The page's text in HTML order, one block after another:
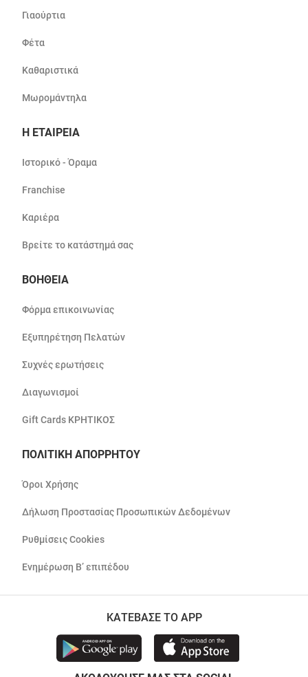
Γιαούρτια
Φέτα
Καθαριστικά
Μωρομάντηλα
Η ΕΤΑΙΡΕΙΑ
Ιστορικό - Όραμα
Franchise
Καριέρα
Βρείτε το κατάστημά σας
ΒΟΗΘΕΙΑ
Φόρμα επικοινωνίας
Εξυπηρέτηση Πελατών
Συχνές ερωτήσεις
Διαγωνισμοί
Gift Cards ΚΡΗΤΙΚΟΣ
ΠΟΛΙΤΙΚΗ ΑΠΟΡΡΗΤΟΥ
Όροι Χρήσης
Δήλωση Προστασίας Προσωπικών Δεδομένων
Ρυθμίσεις Cookies
Ενημέρωση Β’ επιπέδου
ΚΑΤΕΒΑΣΕ ΤΟ APP